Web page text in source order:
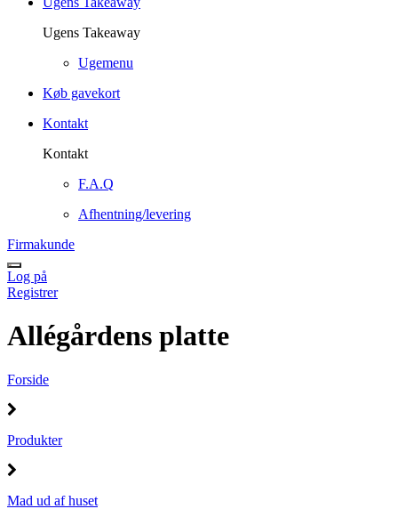
Ugens Takeaway
Ugemenu
Køb gavekort
Kontakt
Kontakt
F.A.Q
Afhentning/levering
Firmakunde
Log på
Registrer
Allégårdens platte
Forside
Produkter
Mad ud af huset